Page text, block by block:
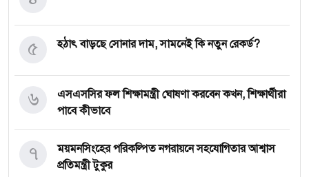
হঠাৎ বাড়ছে সোনার দাম, সামনেই কি নতুন রেকর্ড?
৫
এসএসসির ফল শিক্ষামন্ত্রী ঘোষণা করবেন কখন, শিক্ষার্থীরা
পাবে কীভাবে
৬
ময়মনসিংহের পরিকল্পিত নগরায়নে সহযোগিতার আশ্বাস
প্রতিমন্ত্রী টুকুর
৭